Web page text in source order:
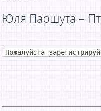
Юля Паршута –
Пожалуйста